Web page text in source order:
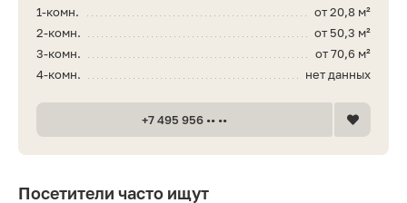
Посетители часто ищут
от 20,8 м²
1-комн.
от 50,3 м²
2-комн.
от 70,6 м²
3-комн.
нет данных
4-комн.
+7 495 956 •• ••